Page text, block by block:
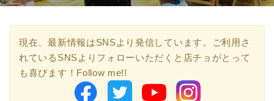
現在、最新情報はSNSより発信しています。ご利用さ
れているSNSよりフォローいただくと店チョがとって
も喜びます！Follow me!!